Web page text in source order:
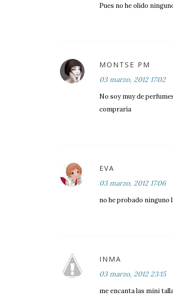
Pues no he olido
MONTSE PM
03 marzo, 2012 17:02
No soy muy de
compraría
EVA
03 marzo, 2012 17:06
no he probado ninguno
INMA
03 marzo, 2012 23:15
me encanta las mini